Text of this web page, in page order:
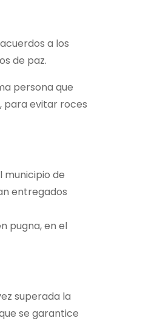
a los
de paz.
persona que
para evitar roces
municipio de
entregados
pugna, en el
superada la
se garantice